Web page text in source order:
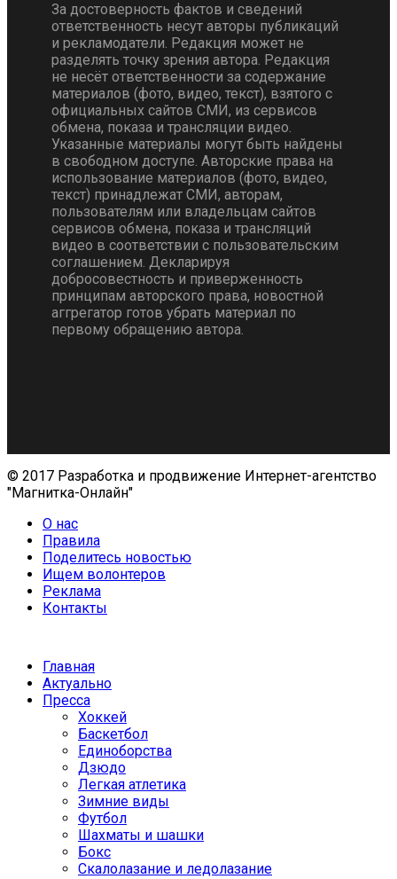
За достоверность фактов и сведений
ответственность несут авторы публикаций
и рекламодатели. Редакция может не
разделять точку зрения автора. Редакция
не несёт ответственности за содержание
материалов (фото, видео, текст), взятого с
официальных сайтов СМИ, из сервисов
обмена, показа и трансляции видео.
Указанные материалы могут быть найдены
в свободном доступе. Авторские права на
использование материалов (фото, видео,
текст) принадлежат СМИ, авторам,
пользователям или владельцам сайтов
сервисов обмена, показа и трансляций
видео в соответствии с пользовательским
соглашением. Декларируя
добросовестность и приверженность
принципам авторского права, новостной
аггрегатор готов убрать материал по
первому обращению автора.
© 2017 Разработка и продвижение Интернет-агентство
"Магнитка-Онлайн"
О нас
Правила
Поделитесь новостью
Ищем волонтеров
Реклама
Контакты
Главная
Актуально
Пресса
Хоккей
Баскетбол
Единоборства
Дзюдо
Легкая атлетика
Зимние виды
Футбол
Шахматы и шашки
Бокс
Скалолазание и ледолазание